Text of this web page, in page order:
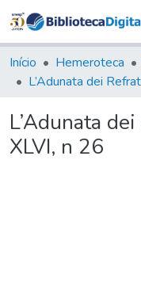
Início Hemeroteca
L’Adunata dei
L’Adunata
XLVI, n 26